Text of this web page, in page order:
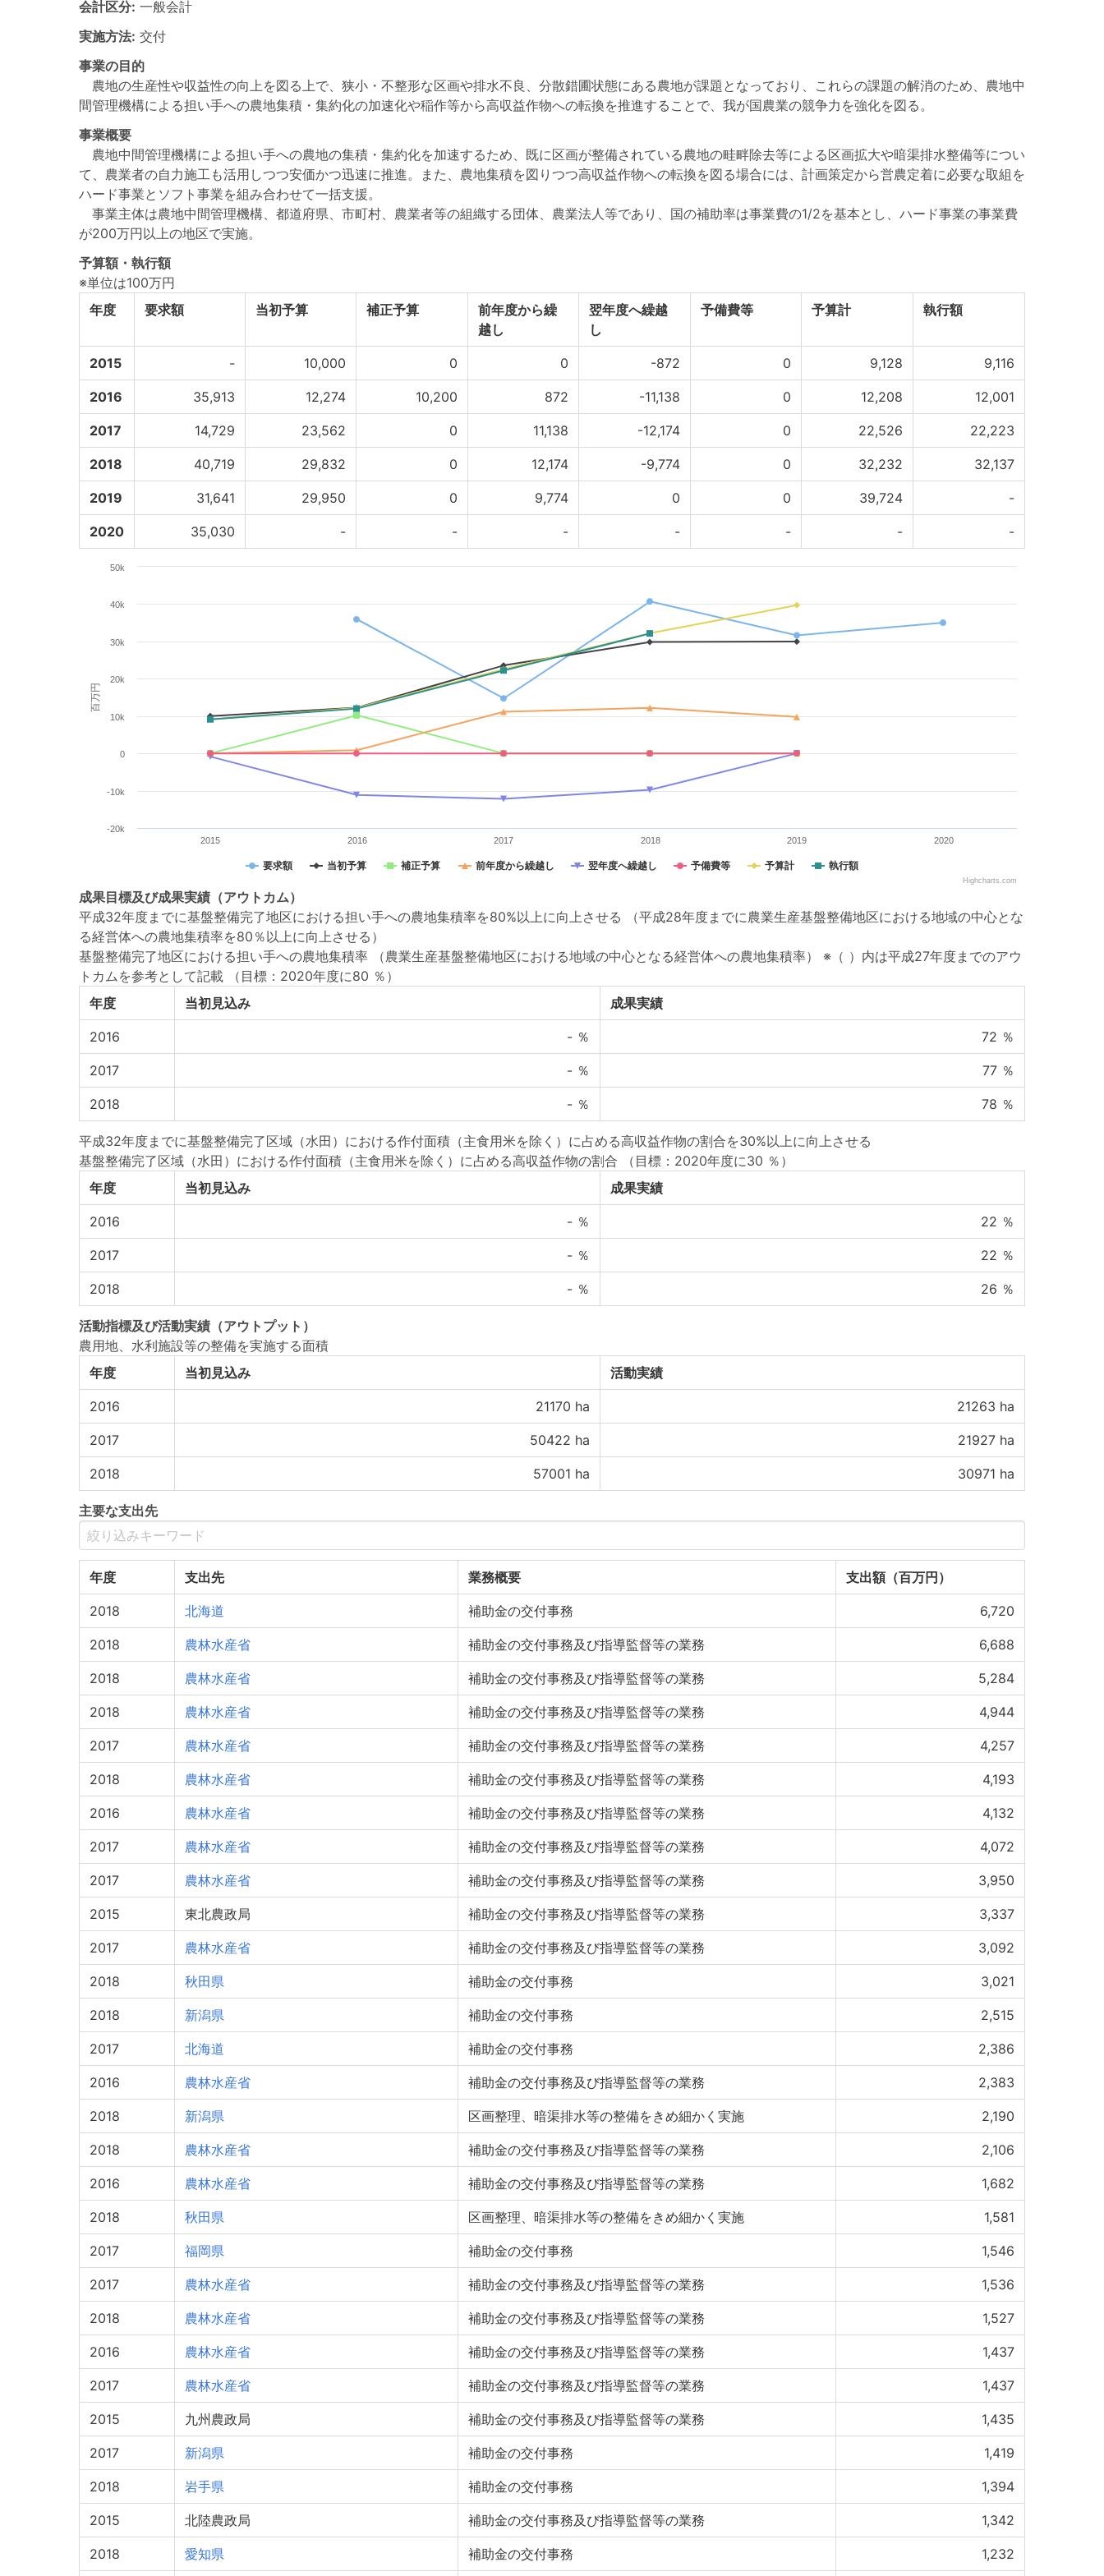
会計区分: 一般会計
実施方法: 交付
事業の目的
農地の生産性や収益性の向上を図る上で、狭小・不整形な区画や排水不良、分散錯圃状態にある農地が課題となっており、これらの課題の解消のため、農地中
間管理機構による担い手への農地集積・集約化の加速化や稲作等から高収益作物への転換を推進することで、我が国農業の競争力を強化を図る。
事業概要
農地中間管理機構による担い手への農地の集積・集約化を加速するため、既に区画が整備されている農地の畦畔除去等による区画拡大や暗渠排水整備等につい
て、農業者の自力施工も活用しつつ安価かつ迅速に推進。また、農地集積を図りつつ高収益作物への転換を図る場合には、計画策定から営農定着に必要な取組を
ハード事業とソフト事業を組み合わせて一括支援。
事業主体は農地中間管理機構、都道府県、市町村、農業者等の組織する団体、農業法人等であり、国の補助率は事業費の1/2を基本とし、ハード事業の事業費
が200万円以上の地区で実施。
予算額・執行額
※単位は100万円
年度
要求額 当初予算 補正予算
前年度から繰
越し
翌年度へ繰越
し
予備費等 予算計 執行額
2015 - 10,000 0 0 -872 0 9,128 9,116
2016 35,913 12,274 10,200 872 -11,138 0 12,208 12,001
2017 14,729 23,562 0 11,138 -12,174 0 22,526 22,223
2018 40,719 29,832 0 12,174 -9,774 0 32,232 32,137
2019 31,641 29,950 0 9,774 0 0 39,724 -
2020 35,030 - - - - - - -
百万円
要求額 当初予算 補正予算 前年度から繰越し 翌年度へ繰越し 予備費等 予算計 執行額
2015 2016 2017 2018 2019 2020
-20k
-10k
0
10k
20k
30k
40k
50k
Highcharts.com
成果目標及び成果実績 （アウトカム）
平成32年度までに基盤整備完了地区における担い手への農地集積率を80%以上に向上させる （平成28年度までに農業生産基盤整備地区における地域の中心とな
る経営体への農地集積率を80％以上に向上させる）
基盤整備完了地区における担い手への農地集積率 （農業生産基盤整備地区における地域の中心となる経営体への農地集積率） ※（ ）内は平成27年度までのアウ
トカムを参考として記載
（目標：2020年度に80 ％）
年度
当初見込み 成果実績
2016 - ％ 72 ％
2017 - ％ 77 ％
2018 - ％ 78 ％
平成32年度までに基盤整備完了区域（水田）における作付面積（主食用米を除く）に占める高収益作物の割合を30%以上に向上させる
基盤整備完了区域（水田）における作付面積（主食用米を除く）に占める高収益作物の割合
（目標：2020年度に30 ％）
年度
当初見込み 成果実績
2016 - ％ 22 ％
2017 - ％ 22 ％
2018 - ％ 26 ％
活動指標及び活動実績 （アウトプット）
農用地、水利施設等の整備を実施する面積
年度
当初見込み 活動実績
2016 21170 ha 21263 ha
2017 50422 ha 21927 ha
2018 57001 ha 30971 ha
主要な支出先
年度 支出先 業務概要 支出額（百万円）
2018 北海道 補助金の交付事務 6,720
2018 農林水産省 補助金の交付事務及び指導監督等の業務 6,688
2018 農林水産省 補助金の交付事務及び指導監督等の業務 5,284
2018 農林水産省 補助金の交付事務及び指導監督等の業務 4,944
2017 農林水産省 補助金の交付事務及び指導監督等の業務 4,257
2018 農林水産省 補助金の交付事務及び指導監督等の業務 4,193
2016 農林水産省 補助金の交付事務及び指導監督等の業務 4,132
2017 農林水産省 補助金の交付事務及び指導監督等の業務 4,072
2017 農林水産省 補助金の交付事務及び指導監督等の業務 3,950
2015 東北農政局 補助金の交付事務及び指導監督等の業務 3,337
2017 農林水産省 補助金の交付事務及び指導監督等の業務 3,092
2018 秋田県 補助金の交付事務 3,021
2018 新潟県 補助金の交付事務 2,515
2017 北海道 補助金の交付事務 2,386
2016 農林水産省 補助金の交付事務及び指導監督等の業務 2,383
2018 新潟県 区画整理、暗渠排水等の整備をきめ細かく実施 2,190
2018 農林水産省 補助金の交付事務及び指導監督等の業務 2,106
2016 農林水産省 補助金の交付事務及び指導監督等の業務 1,682
2018 秋田県 区画整理、暗渠排水等の整備をきめ細かく実施 1,581
2017 福岡県 補助金の交付事務 1,546
2017 農林水産省 補助金の交付事務及び指導監督等の業務 1,536
2018 農林水産省 補助金の交付事務及び指導監督等の業務 1,527
2016 農林水産省 補助金の交付事務及び指導監督等の業務 1,437
2017 農林水産省 補助金の交付事務及び指導監督等の業務 1,437
2015 九州農政局 補助金の交付事務及び指導監督等の業務 1,435
2017 新潟県 補助金の交付事務 1,419
2018 岩手県 補助金の交付事務 1,394
2015 北陸農政局 補助金の交付事務及び指導監督等の業務 1,342
2018 愛知県 補助金の交付事務 1,232